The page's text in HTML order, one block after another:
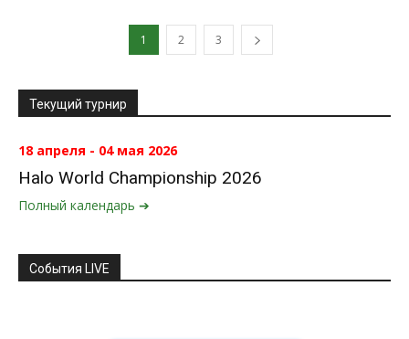
1 2 3
Текущий турнир
18 апреля - 04 мая 2026
Halo World Championship 2026
Полный календарь ➔
События LIVE